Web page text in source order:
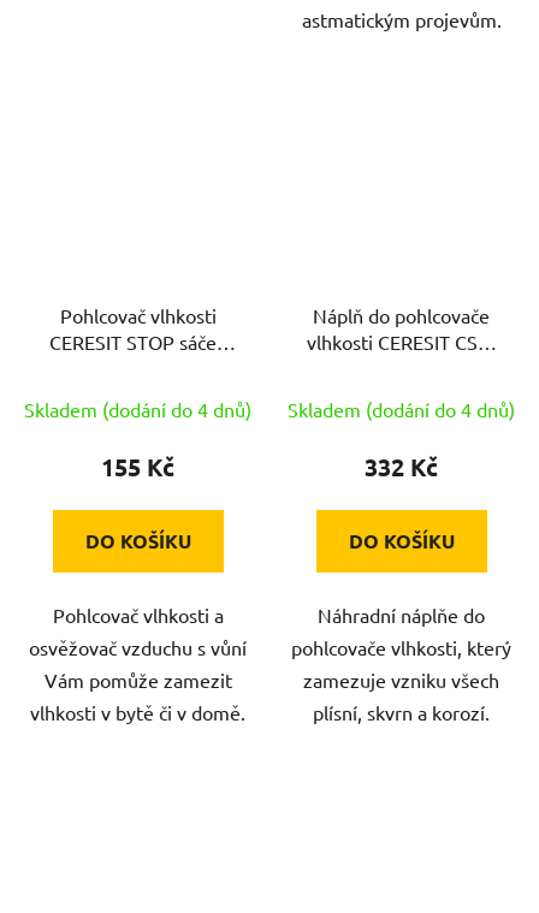
astmatickým projevům.
Pohlcovač vlhkosti
CERESIT STOP sáček
Skladem (dodání do 4 dnů)
155 Kč
DO KOŠÍKU
Pohlcovač vlhkosti a
osvěžovač vzduchu s vůní
Vám pomůže zamezit
vlhkosti v bytě či v domě.
Náplň do pohlcovače
vlhkosti CERESIT CSV-
Skladem (dodání do 4 dnů)
332 Kč
DO KOŠÍKU
Náhradní náplňe do
pohlcovače vlhkosti, který
zamezuje vzniku všech
plísní, skvrn a korozí.